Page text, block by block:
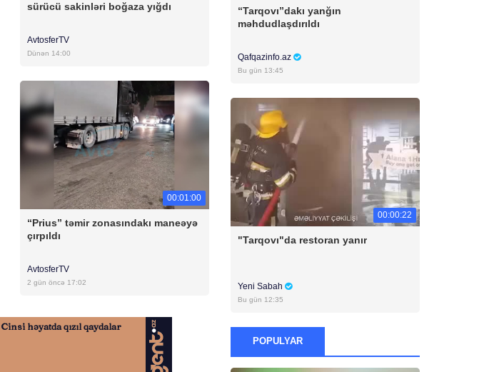
sürücü sakinləri boğaza yığdı
AvtosferTV
Dünən 14:00
00:01:00
“Prius” təmir zonasındakı maneəyə
çırpıldı
AvtosferTV
2 gün öncə 17:02
“Tarqovı”dakı yanğın
məhdudlaşdırıldı
Qafqazinfo.az
Bu gün 13:45
00:00:22
"Tarqovı"da restoran yanır
Yeni Sabah
Bu gün 12:35
POPULYAR